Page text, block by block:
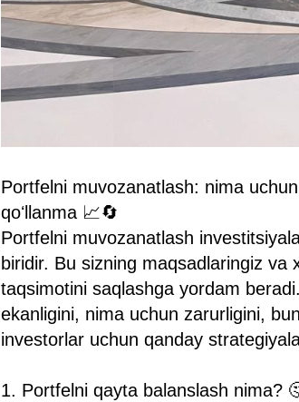
Portfelni muvozanatlash: nima
qoʻllanma 📈🔄
Portfelni muvozanatlash
biridir. Bu sizning maqsadlaringiz
taqsimotini saqlashga yordam
ekanligini, nima uchun zarurligini,
investorlar uchun qanday
1. Portfelni qayta balanslash nima?